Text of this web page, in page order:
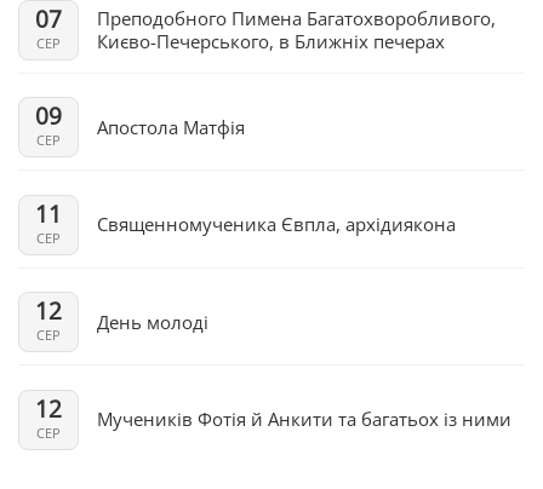
07
СЕР
Преподобного Пимена Багатохворобливого,
Києво-Печерського, в Ближніх печерах
09
СЕР
Апостола Матфія
11
СЕР
Священномученика Євпла, архідиякона
12
СЕР
День молоді
12
СЕР
Мучеників Фотія й Анкити та багатьох із ними